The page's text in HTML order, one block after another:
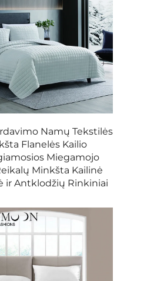
Namų Tekstilės
Flanelės Kailio
Miegamojo
Minkšta Kailinė
ir Antklodžių Rinkiniai